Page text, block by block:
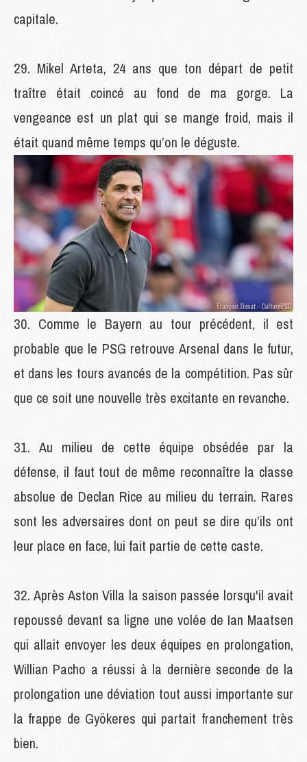
capitale.
Mikel Arteta, 24 ans que ton départ de petit
traître était coincé au fond de ma gorge. La
vengeance est un plat qui se mange froid, mais il
était quand même temps qu’on le déguste.
Comme le Bayern au tour précédent, il est
probable que le PSG retrouve Arsenal dans le futur,
et dans les tours avancés de la compétition. Pas sûr
que ce soit une nouvelle très excitante en revanche.
Au milieu de cette équipe obsédée par la
défense, il faut tout de même reconnaître la classe
absolue de Declan Rice au milieu du terrain. Rares
sont les adversaires dont on peut se dire qu’ils ont
leur place en face, lui fait partie de cette caste.
Après Aston Villa la saison passée lorsqu'il avait
repoussé devant sa ligne une volée de Ian Maatsen
qui allait envoyer les deux équipes en prolongation,
Willian Pacho a réussi à la dernière seconde de la
prolongation une déviation tout aussi importante sur
la frappe de Gyökeres qui partait franchement très
bien.